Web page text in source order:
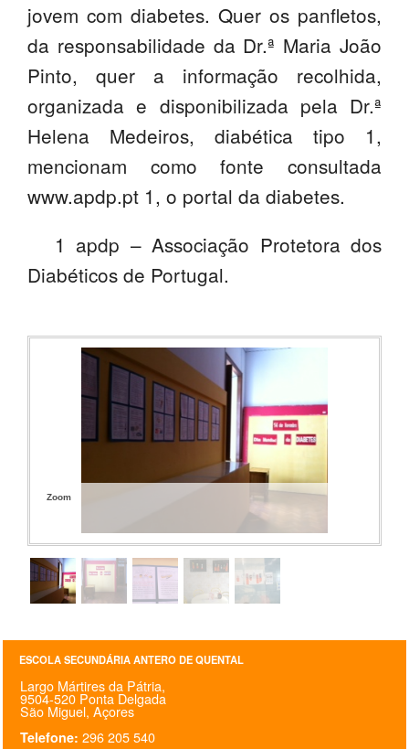
jovem com diabetes. Quer os panfletos,
da responsabilidade da Dr.ª Maria João
Pinto, quer a informação recolhida,
organizada e disponibilizada pela Dr.ª
Helena Medeiros, diabética tipo 1,
mencionam como fonte consultada
www.apdp.pt 1, o portal da diabetes.
1 apdp – Associação Protetora dos
Diabéticos de Portugal.
Zoom
ESCOLA SECUNDÁRIA ANTERO DE QUENTAL
Largo Mártires da Pátria,
9504-520 Ponta Delgada
São Miguel, Açores
Telefone: 296 205 540